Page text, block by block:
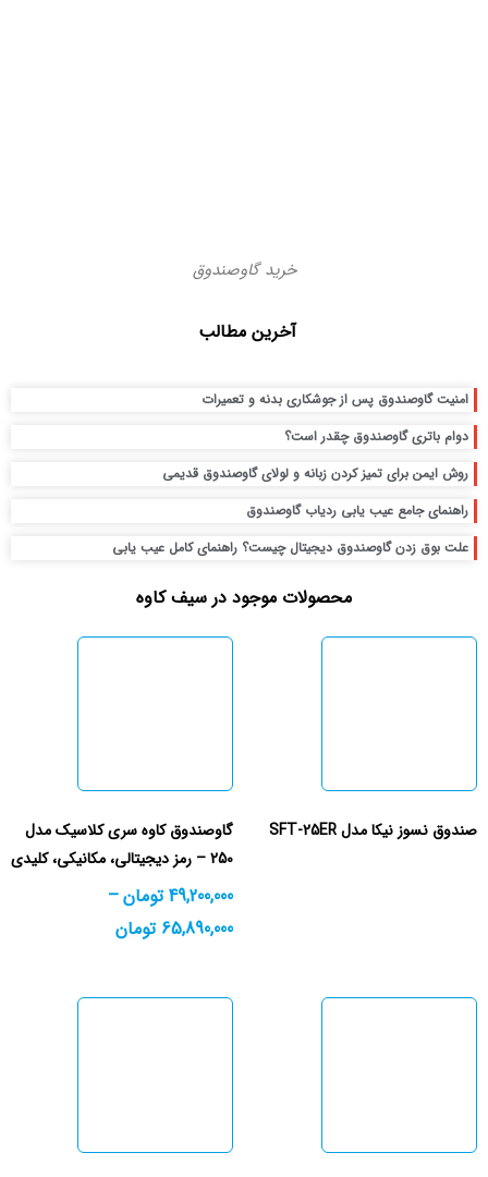
خرید گاوصندوق
آخرین مطالب
امنیت گاوصندوق پس از جوشکاری بدنه و تعمیرات
دوام باتری گاوصندوق چقدر است؟
روش ایمن برای تمیز کردن زبانه و لولای گاوصندوق قدیمی
راهنمای جامع عیب یابی ردیاب گاوصندوق
علت بوق زدن گاوصندوق دیجیتال چیست؟ راهنمای کامل عیب یابی
محصولات موجود در سیف کاوه
صندوق نسوز نیکا مدل SFT-25ER
گاوصندوق کاوه سری کلاسیک مدل
250 – رمز دیجیتالی، مکانیکی، کلیدی
49,200,000 تومان–
65,890,000 تومان